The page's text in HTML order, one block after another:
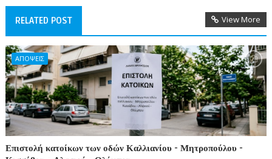
RELATED POST View More
ΑΠΟΨΕΙΣ
Επιστολή κατοίκων των οδών Καλλιανίου - Μητροπούλου -